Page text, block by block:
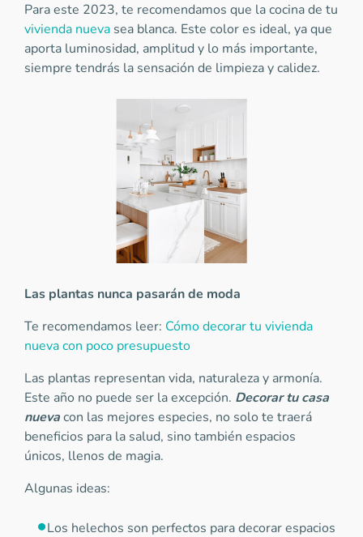
Para este 2023, te recomendamos que la cocina de tu
vivienda nueva sea blanca. Este color es ideal, ya que
aporta luminosidad, amplitud y lo más importante,
siempre tendrás la sensación de limpieza y calidez.
Las plantas nunca pasarán de moda
Te recomendamos leer: Cómo decorar tu vivienda
nueva con poco presupuesto
Las plantas representan vida, naturaleza y armonía.
Este año no puede ser la excepción. Decorar tu casa
nuevacon las mejores especies, no solo te traerá
beneficios para la salud, sino también espacios
únicos, llenos de magia.
Algunas ideas:
Los helechos son perfectos para decorar espacios